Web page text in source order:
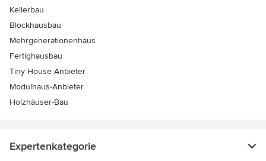
Kellerbau
Blockhausbau
Mehrgenerationenhaus
Fertighausbau
Tiny House Anbieter
Modulhaus-Anbieter
Holzhäuser-Bau
Expertenkategorie